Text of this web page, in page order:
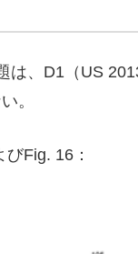
は、D1（US
。
Fig. 16：